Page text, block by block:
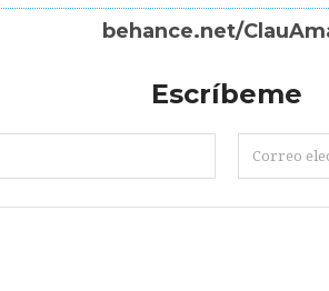
behance.net/
Escríbeme